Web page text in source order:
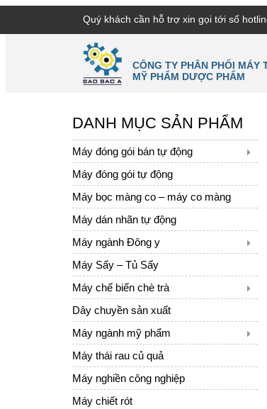
Quý khách cần hỗ trợ xin gọi tới số
CÔNG TY PHÂN PHỐI MÁY
MỸ PHẨM DƯỢC PHẨM
DANH MỤC SẢN PHẨM
Máy đóng gói bán tự động
Máy đóng gói tự động
Máy bọc màng co – máy co màng
Máy dán nhãn tự động
Máy ngành Đông y
Máy Sấy – Tủ Sấy
Máy chế biến chè trà
Dây chuyền sản xuất
Máy ngành mỹ phẩm
Máy thái rau củ quả
Máy nghiền công nghiệp
Máy chiết rót